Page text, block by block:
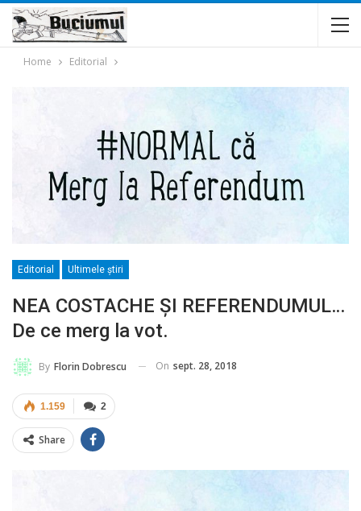
Home Editorial
Editorial Ultimele ştiri
NEA COSTACHE ȘI REFERENDUMUL…
De ce merg la vot.
By Florin Dobrescu On sept. 28, 2018
2
1.159
Share